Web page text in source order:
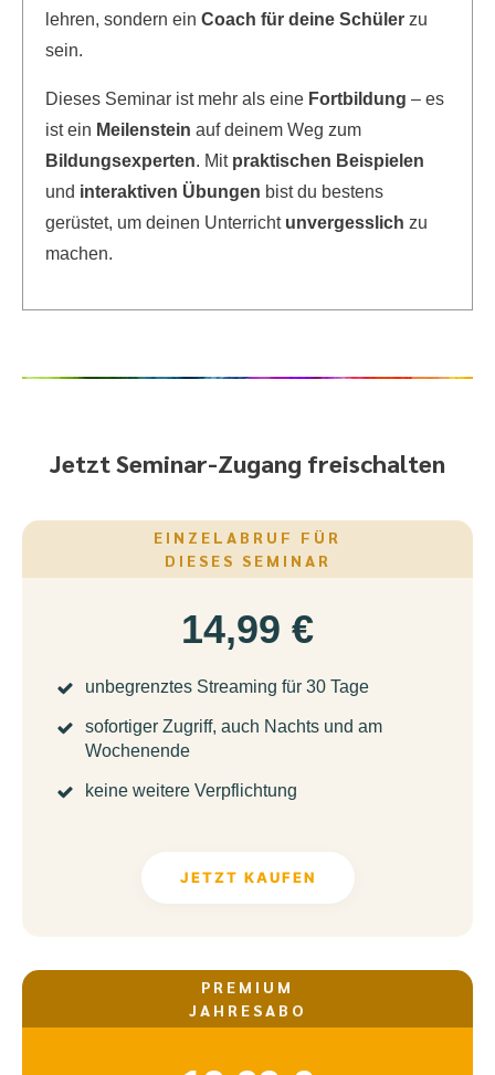
lehren, sondern ein Coach für deine Schüler zu
sein.
Dieses Seminar ist mehr als eine Fortbildung – es
ist ein Meilenstein auf deinem Weg zum
Bildungsexperten. Mit praktischen Beispielen
und interaktiven Übungen bist du bestens
gerüstet, um deinen Unterricht unvergesslich zu
machen.
Jetzt Seminar-Zugang freischalten
EINZELABRUF FÜR
DIESES SEMINAR
14,99 €
unbegrenztes Streaming für 30 Tage
sofortiger Zugriff, auch Nachts und am
Wochenende
keine weitere Verpflichtung
JETZT KAUFEN
PREMIUM
JAHRESABO